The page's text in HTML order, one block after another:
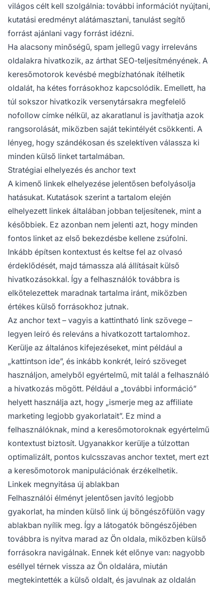
világos célt kell szolgálnia: további információt nyújtani,
kutatási eredményt alátámasztani, tanulást segítő
forrást ajánlani vagy forrást idézni.
Ha alacsony minőségű, spam jellegű vagy irreleváns
oldalakra hivatkozik, az árthat SEO-teljesítményének. A
keresőmotorok kevésbé megbízhatónak ítélhetik
oldalát, ha kétes forrásokhoz kapcsolódik. Emellett, ha
túl sokszor hivatkozik versenytársakra megfelelő
nofollow címke nélkül, az akaratlanul is javíthatja azok
rangsorolását, miközben saját tekintélyét csökkenti. A
lényeg, hogy szándékosan és szelektíven válassza ki
minden külső linket tartalmában.
Stratégiai elhelyezés és anchor text
A kimenő linkek elhelyezése jelentősen befolyásolja
hatásukat. Kutatások szerint a tartalom elején
elhelyezett linkek általában jobban teljesítenek, mint a
későbbiek. Ez azonban nem jelenti azt, hogy minden
fontos linket az első bekezdésbe kellene zsúfolni.
Inkább építsen kontextust és keltse fel az olvasó
érdeklődését, majd támassza alá állításait külső
hivatkozásokkal. Így a felhasználók továbbra is
elkötelezettek maradnak tartalma iránt, miközben
értékes külső forrásokhoz jutnak.
Az anchor text – vagyis a kattintható link szövege –
legyen leíró és releváns a hivatkozott tartalomhoz.
Kerülje az általános kifejezéseket, mint például a
„kattintson ide”, és inkább konkrét, leíró szöveget
használjon, amelyből egyértelmű, mit talál a felhasználó
a hivatkozás mögött. Például a „további információ”
helyett használja azt, hogy „ismerje meg az affiliate
marketing legjobb gyakorlatait”. Ez mind a
felhasználóknak, mind a keresőmotoroknak egyértelmű
kontextust biztosít. Ugyanakkor kerülje a túlzottan
optimalizált, pontos kulcsszavas anchor textet, mert ezt
a keresőmotorok manipulációnak érzékelhetik.
Linkek megnyitása új ablakban
Felhasználói élményt jelentősen javító legjobb
gyakorlat, ha minden külső link új böngészőfülön vagy
ablakban nyílik meg. Így a látogatók böngészőjében
továbbra is nyitva marad az Ön oldala, miközben külső
forrásokra navigálnak. Ennek két előnye van: nagyobb
eséllyel térnek vissza az Ön oldalára, miután
megtekintették a külső oldalt, és javulnak az oldalán